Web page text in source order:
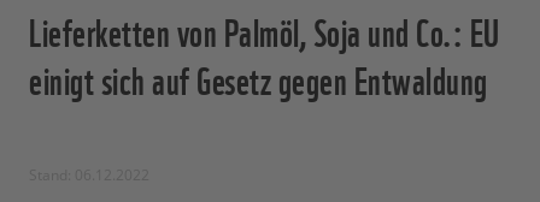
Lieferketten von Palmöl, Soja und Co.: EU
einigt sich auf Gesetz gegen Entwaldung